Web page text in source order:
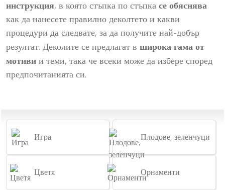
инструкция, в която стъпка по стъпка се обяснява
как да нанесете правилно деколтето и какви
процедури да следвате, за да получите най-добър
резултат. Деколите се предлагат в широка гама от
мотиви и теми, така че всеки може да избере според
предпочитанията си.
Игра Плодове, зеленчуци
Цветя Орнаменти